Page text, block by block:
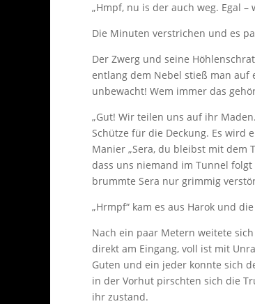
„Hmpf, nu is der auch weg. Egal
Die Minuten verstrichen und es
Der Zwerg und seine
entlang dem Nebel stieß man auf
unbewacht! Wem immer das
„Gut! Wir teilen uns auf ihr
Schütze für die Deckung. Es wird
Manier „Sera, du bleibst mit dem
dass uns niemand im Tunnel
brummte Sera nur grimmig
„Hrmpf“ kam es aus Harok und
Nach ein paar Metern weitete
direkt am Eingang, voll ist mit
Guten und ein jeder konnte sich
in der Vorhut pirschten sich die
ihr zustand.